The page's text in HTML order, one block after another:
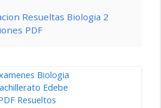
Resueltas Biologia 2
PDF